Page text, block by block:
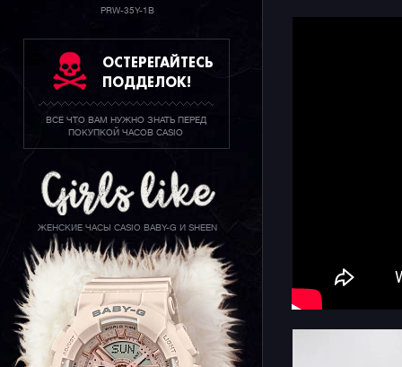
PRW-35Y-1B
ОСТЕРЕГАЙТЕСЬ
ПОДДЕЛОК!
ВСЕ ЧТО ВАМ НУЖНО ЗНАТЬ ПЕРЕД
ПОКУПКОЙ ЧАСОВ CASIO
ЖЕНСКИЕ ЧАСЫ CASIO BABY-G И SHEEN